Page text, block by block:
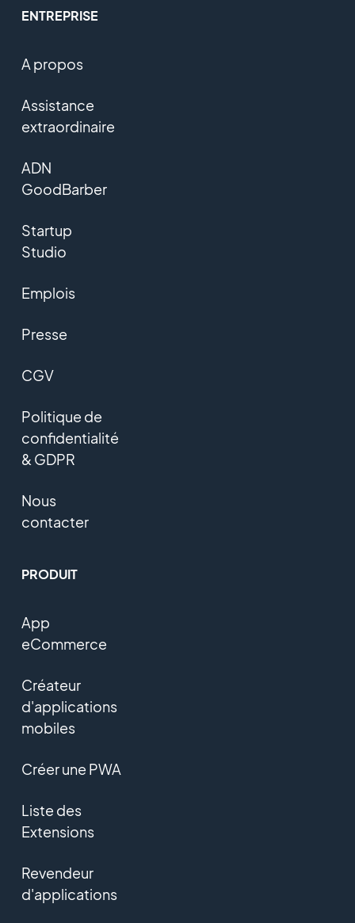
ENTREPRISE
A propos
Assistance
extraordinaire
ADN
GoodBarber
Startup
Studio
Emplois
Presse
CGV
Politique de
confidentialité
& GDPR
Nous
contacter
PRODUIT
App
eCommerce
Créateur
d'applications
mobiles
Créer une PWA
Liste des
Extensions
Revendeur
d'applications